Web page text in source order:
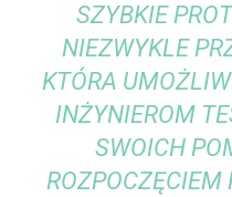
SZYBKIE
NIEZWYKLE
KTÓRA
INŻYNIEROM
SWOICH
ROZPOCZĘCIEM